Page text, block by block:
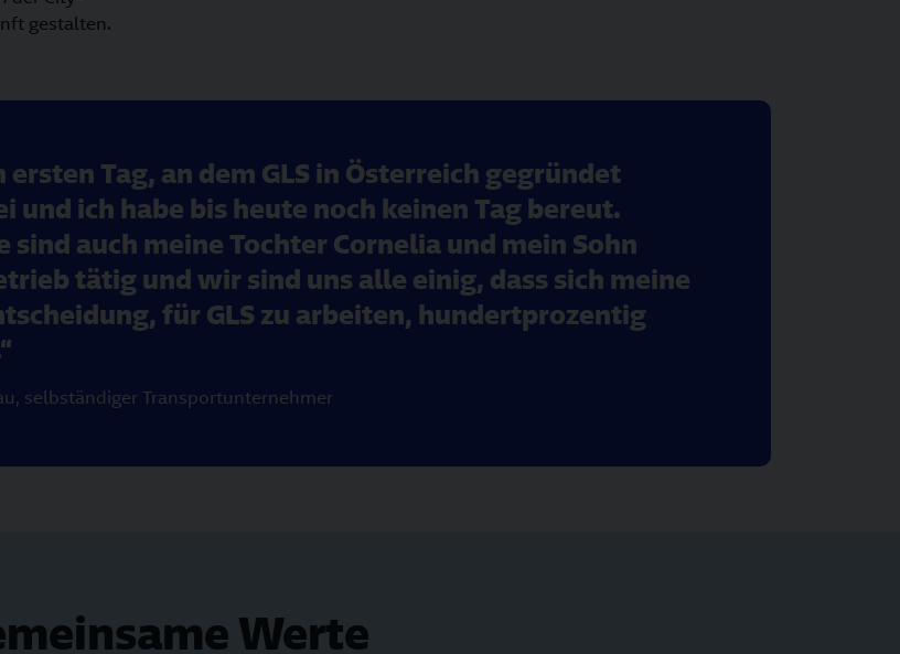
gestalten.
ersten Tag, an dem GLS in Österreich gegründet
und ich habe bis heute noch keinen Tag bereut.
auch meine Tochter Cornelia und mein Sohn
tätig und wir sind uns alle einig, dass sich meine
für GLS zu arbeiten, hundertprozentig
, selbständiger Transportunternehmer
Werte